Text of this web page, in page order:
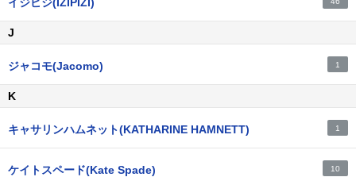
J
ジャコモ(Jacomo) 1
K
キャサリンハムネット(KATHARINE HAMNETT) 1
ケイトスペード(Kate Spade) 10